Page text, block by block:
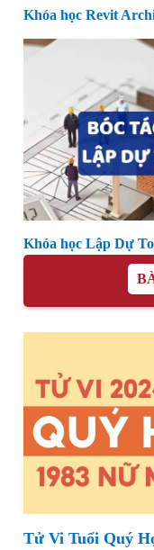
Khóa học Revit
Khóa học Lập Dự
Tử Vi Tuổi Quý